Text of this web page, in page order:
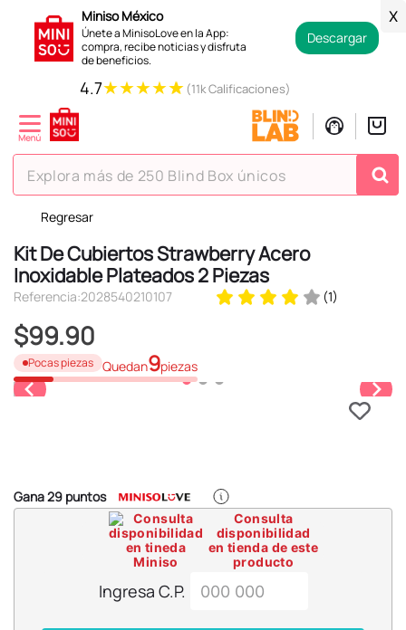
Miniso México
Únete a MinisoLove en la App:
compra, recibe noticias y disfruta
de beneficios.
Descargar
X
4.7★★★★★ (11k Calificaciones)
Explora más de 250 Blind Box únicos
Regresar
Kit De Cubiertos Strawberry Acero
Inoxidable Plateados 2 Piezas
Referencia:2028540210107 (1)
$99.90
Pocas piezas Quedan9piezas
Gana29 puntos
Consulta
disponibilidad
en tienda de este
producto
Ingresa C.P.
TÉRMINOS MÁS BUSCADOS
1.
hello kitty
2.
spiderman
4.
osito cariñosito
5.
llaveros
9.
chiikawas
cosmetiquera